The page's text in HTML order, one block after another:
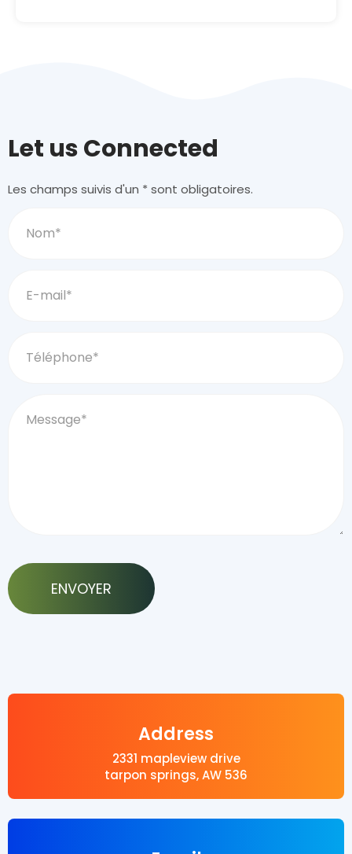
Let us Connected
Les champs suivis d'un * sont obligatoires.
Address
2331 mapleview drive
tarpon springs, AW 536